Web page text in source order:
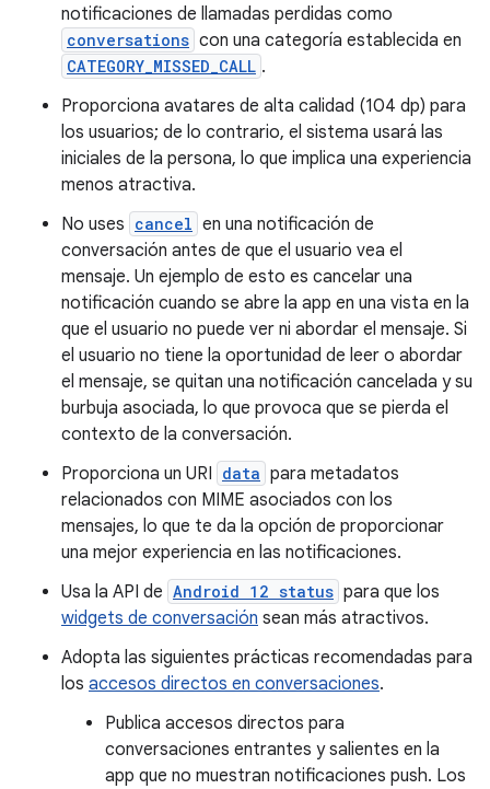
notificaciones de llamadas perdidas como
conversations con una categoría establecida en
CATEGORY_MISSED_CALL .
Proporciona avatares de alta calidad (104 dp) para
los usuarios; de lo contrario, el sistema usará las
iniciales de la persona, lo que implica una experiencia
menos atractiva.
No uses cancel en una notificación de
conversación antes de que el usuario vea el
mensaje. Un ejemplo de esto es cancelar una
notificación cuando se abre la app en una vista en la
que el usuario no puede ver ni abordar el mensaje. Si
el usuario no tiene la oportunidad de leer o abordar
el mensaje, se quitan una notificación cancelada y su
burbuja asociada, lo que provoca que se pierda el
contexto de la conversación.
Proporciona un URI data para metadatos
relacionados con MIME asociados con los
mensajes, lo que te da la opción de proporcionar
una mejor experiencia en las notificaciones.
Usa la API de Android 12 status para que los
widgets de conversación sean más atractivos.
Adopta las siguientes prácticas recomendadas para
los accesos directos en conversaciones.
Publica accesos directos para
conversaciones entrantes y salientes en la
app que no muestran notificaciones push. Los